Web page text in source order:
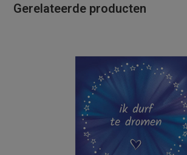
Gerelateerde producten